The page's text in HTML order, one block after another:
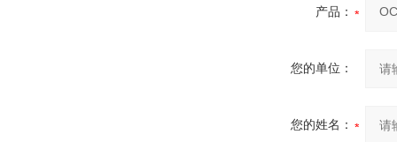
产品：
您的单位：
您的姓名：